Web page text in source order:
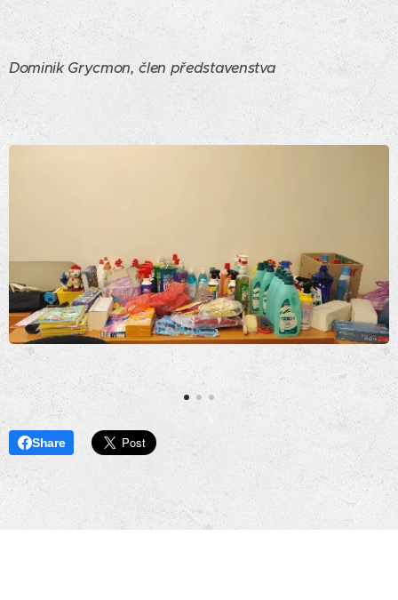
Dominik Grycmon, člen představenstva
Share